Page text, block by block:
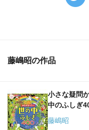
藤嶋昭の作品
小さな疑問
中のふしぎ
藤嶋昭